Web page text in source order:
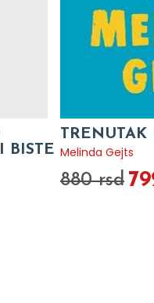
BISTE Melinda Gejts
880 rsd